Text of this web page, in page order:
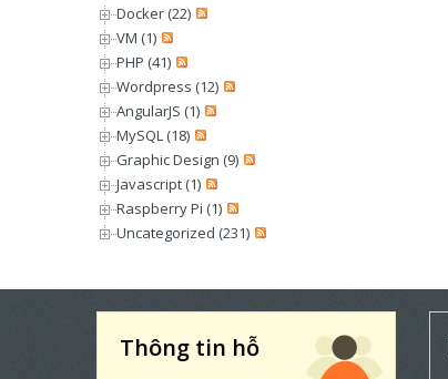
Docker (22)
VM (1)
PHP (41)
Wordpress (12)
AngularJS (1)
MySQL (18)
Graphic Design (9)
Javascript (1)
Raspberry Pi (1)
Uncategorized (231)
Thông tin hỗ